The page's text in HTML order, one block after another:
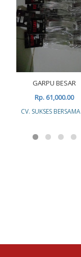
GARPU BESAR
Rp. 61,000.00
CV. SUKSES